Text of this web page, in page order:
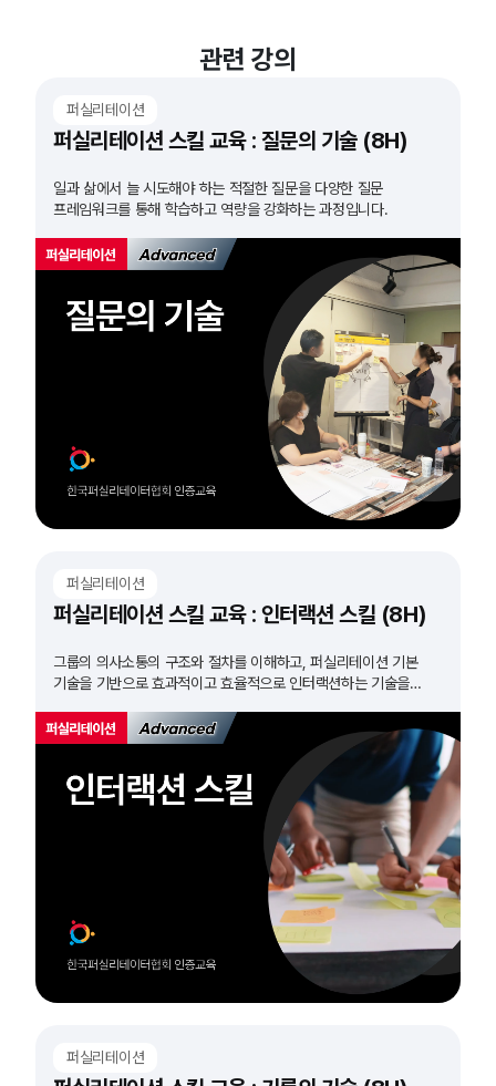
관련 강의
퍼실리테이션
퍼실리테이션 스킬 교육 : 질문의 기술 (8H)
일과 삶에서 늘 시도해야 하는 적절한 질문을 다양한 질문
프레임워크를 통해 학습하고 역량을 강화하는 과정입니다.
퍼실리테이션
퍼실리테이션 스킬 교육 : 인터랙션 스킬 (8H)
그룹의 의사소통의 구조와 절차를 이해하고, 퍼실리테이션 기본
기술을 기반으로 효과적이고 효율적으로 인터랙션하는 기술을
퍼실리테이션